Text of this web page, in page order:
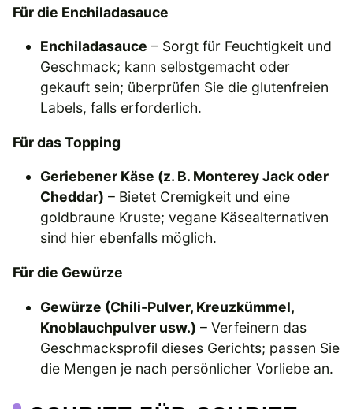
Für die Enchiladasauce
Enchiladasauce – Sorgt für Feuchtigkeit und
Geschmack; kann selbstgemacht oder
gekauft sein; überprüfen Sie die glutenfreien
Labels, falls erforderlich.
Für das Topping
Geriebener Käse (z. B. Monterey Jack oder
Cheddar) – Bietet Cremigkeit und eine
goldbraune Kruste; vegane Käsealternativen
sind hier ebenfalls möglich.
Für die Gewürze
Gewürze (Chili-Pulver, Kreuzkümmel,
Knoblauchpulver usw.) – Verfeinern das
Geschmacksprofil dieses Gerichts; passen Sie
die Mengen je nach persönlicher Vorliebe an.